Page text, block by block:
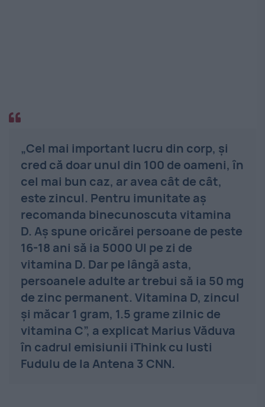
„Cel mai important lucru din corp, și
cred că doar unul din 100 de oameni, în
cel mai bun caz, ar avea cât de cât,
este zincul. Pentru imunitate aș
recomanda binecunoscuta vitamina
D. Aș spune oricărei persoane de peste
16-18 ani să ia 5000 UI pe zi de
vitamina D. Dar pe lângă asta,
persoanele adulte ar trebui să ia 50 mg
de zinc permanent. Vitamina D, zincul
și măcar 1 gram, 1.5 grame zilnic de
vitamina C”, a explicat Marius Văduva
în cadrul emisiunii iThink cu Iusti
Fudulu de la Antena 3 CNN.